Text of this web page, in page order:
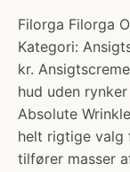
Filorga Filorga
Kategori:
kr.
hud uden
Absolute
helt rigtige valg
tilfører masser